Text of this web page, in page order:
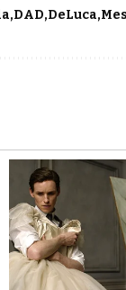
DAD DeLuca